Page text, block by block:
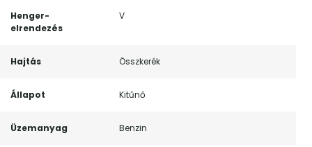
Henger-
elrendezés
V
Hajtás Összkerék
Állapot Kitűnő
Üzemanyag Benzin